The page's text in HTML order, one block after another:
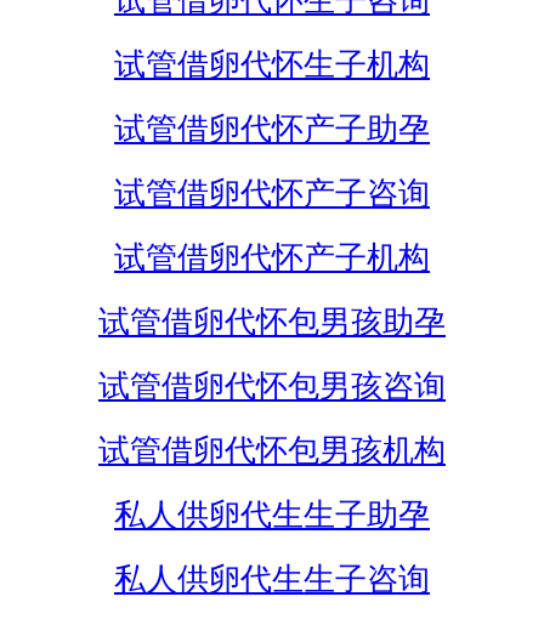
试管借卵代怀生子机构
试管借卵代怀产子助孕
试管借卵代怀产子咨询
试管借卵代怀产子机构
试管借卵代怀包男孩助孕
试管借卵代怀包男孩咨询
试管借卵代怀包男孩机构
私人供卵代生生子助孕
私人供卵代生生子咨询